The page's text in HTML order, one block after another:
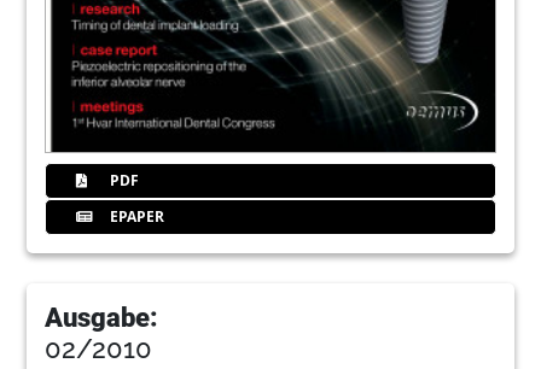
PDF
EPAPER
Ausgabe:
02/2010